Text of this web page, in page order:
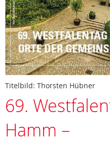
Titelbild: Thorsten Hübner
69.
Hamm –